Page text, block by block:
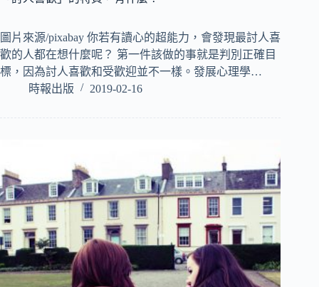
圖片來源/pixabay 你若有讀心的超能力，會發現最討人喜
歡的人都在想什麼呢？ 第一件該做的事就是判別正確目
標，因為討人喜歡和受歡迎並不一樣。發展心理學…
時報出版
2019-02-16